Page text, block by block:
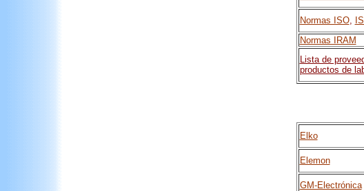
Normas ISO,
Normas IRAM
Lista de
productos de
Elko
Elemon
GM-Electrónica